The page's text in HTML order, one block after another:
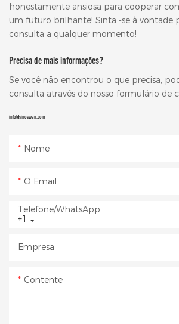
honestamente ansiosa para cooperar
um futuro brilhante! Sinta -se à vontade
consulta a qualquer momento!
Precisa de mais informações?
Se você não encontrou o que precisa,
consulta através do nosso formulário de
info@sinoswan.com
Nome
O Email
+1
Telefone/WhatsApp
Empresa
Contente